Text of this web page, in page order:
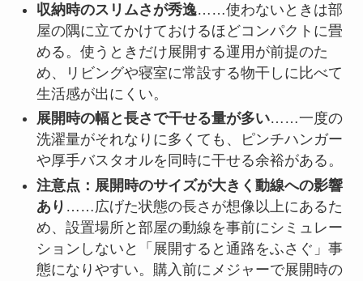
収納時のスリムさが秀逸……使わないときは部
屋の隅に立てかけておけるほどコンパクトに畳
める。使うときだけ展開する運用が前提のた
め、リビングや寝室に常設する物干しに比べて
生活感が出にくい。
展開時の幅と長さで干せる量が多い……一度の
洗濯量がそれなりに多くても、ピンチハンガー
や厚手バスタオルを同時に干せる余裕がある。
注意点：展開時のサイズが大きく動線への影響
あり ……広げた状態の長さが想像以上にあるた
め、設置場所と部屋の動線を事前にシミュレー
ションしないと「展開すると通路をふさぐ」事
態になりやすい。購入前にメジャーで展開時の